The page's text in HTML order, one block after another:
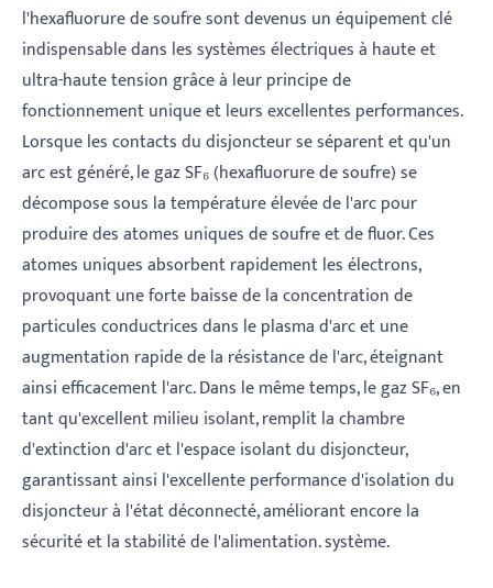
l'hexafluorure de soufre sont devenus un équipement clé
indispensable dans les systèmes électriques à haute et
ultra-haute tension grâce à leur principe de
fonctionnement unique et leurs excellentes performances.
Lorsque les contacts du disjoncteur se séparent et qu'un
arc est généré, le gaz SF₆ (hexafluorure de soufre) se
décompose sous la température élevée de l'arc pour
produire des atomes uniques de soufre et de fluor. Ces
atomes uniques absorbent rapidement les électrons,
provoquant une forte baisse de la concentration de
particules conductrices dans le plasma d'arc et une
augmentation rapide de la résistance de l'arc, éteignant
ainsi efficacement l'arc. Dans le même temps, le gaz SF₆, en
tant qu'excellent milieu isolant, remplit la chambre
d'extinction d'arc et l'espace isolant du disjoncteur,
garantissant ainsi l'excellente performance d'isolation du
disjoncteur à l'état déconnecté, améliorant encore la
sécurité et la stabilité de l'alimentation. système.